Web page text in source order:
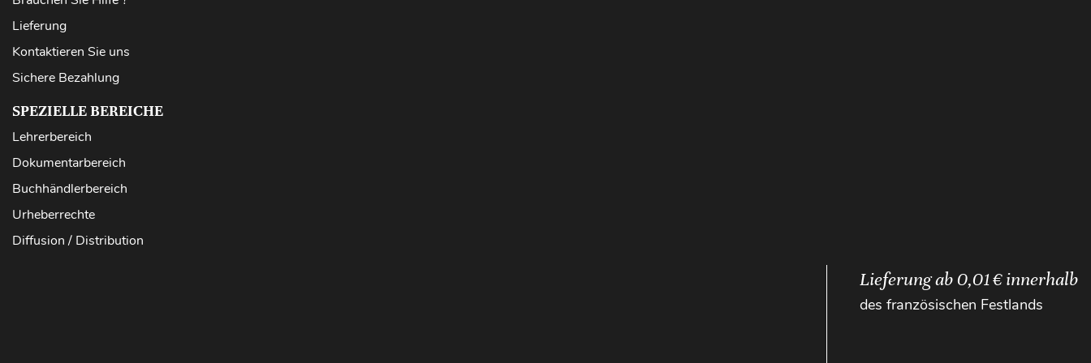
Lieferung
Kontaktieren Sie uns
Sichere Bezahlung
SPEZIELLE BEREICHE
Lehrerbereich
Dokumentarbereich
Buchhändlerbereich
Urheberrechte
Diffusion / Distribution
Lieferung ab 0,01 € innerhalb
des französischen Festlands